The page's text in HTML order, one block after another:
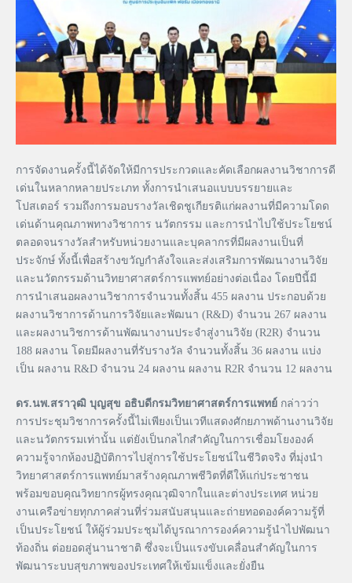
การจัดงานครั้งนี้ได้จัดให้มีการประกวดและคัดเลือกผลงานวิชาการดี
เด่นในหลากหลายประเภท ทั้งการนำเสนอแบบบรรยายและ
โปสเตอร์ รวมถึงการมอบรางวัลเชิดชูเกียรติแก่ผลงานที่มีความโดด
เด่นด้านคุณภาพทางวิชาการ นวัตกรรม และการนำไปใช้ประโยชน์
ตลอดจนรางวัลสำหรับหน่วยงานและบุคลากรที่มีผลงานเป็นที่
ประจักษ์ ทั้งนี้เพื่อสร้างขวัญกำลังใจและส่งเสริมการพัฒนางานวิจัย
และนวัตกรรมด้านวิทยาศาสตร์การแพทย์อย่างต่อเนื่อง โดยปีนี้มี
การนำเสนอผลงานวิชาการจำนวนทั้งสิ้น 455 ผลงาน ประกอบด้วย
ผลงานวิชาการด้านการวิจัยและพัฒนา (R&D) จำนวน 267 ผลงาน
และผลงานวิชการด้านพัฒนางานประจำสู่งานวิจัย (R2R) จำนวน
188 ผลงาน โดยมีผลงานที่รับรางวัล จำนวนทั้งสิ้น 36 ผลงาน แบ่ง
เป็น ผลงาน R&D จำนวน 24 ผลงาน ผลงาน R2R จำนวน 12 ผลงาน
ดร.นพ.สราวุฒิ บุญสุข อธิบดีกรมวิทยาศาสตร์การแพทย์ กล่าวว่า
การประชุมวิชาการครั้งนี้ไม่เพียงเป็นเวทีแสดงศักยภาพด้านงานวิจัย
และนวัตกรรมเท่านั้น แต่ยังเป็นกลไกสำคัญในการเชื่อมโยงองค์
ความรู้จากห้องปฏิบัติการไปสู่การใช้ประโยชน์ในชีวิตจริง ที่มุ่งนำ
วิทยาศาสตร์การแพทย์มาสร้างคุณภาพชีวิตที่ดีให้แก่ประชาชน
พร้อมขอบคุณวิทยากรผู้ทรงคุณวุฒิจากในและต่างประเทศ หน่วย
งานเครือข่ายทุกภาคส่วนที่ร่วมสนับสนุนและถ่ายทอดองค์ความรู้ที่
เป็นประโยชน์ ให้ผู้ร่วมประชุมได้บูรณาการองค์ความรู้นำไปพัฒนา
ท้องถิ่น ต่อยอดสู่นานาชาติ ซึ่งจะเป็นแรงขับเคลื่อนสำคัญในการ
พัฒนาระบบสุขภาพของประเทศให้เข้มแข็งและยั่งยืน